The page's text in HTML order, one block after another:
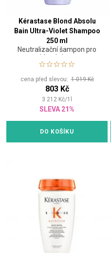
Kérastase Blond Absolu
Bain Ultra-Violet Shampoo
250 ml
Neutralizační šampon pro
blond vlasy
cena před slevou:1 019 Kč
803 Kč
3 212 Kč/1
SLEVA 21%
DO KOŠÍKU